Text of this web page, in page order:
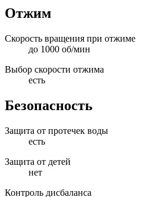
Отжим
Скорость вращения при отжиме
до 1000 об/мин
Выбор скорости отжима
есть
Безопасность
Защита от протечек воды
есть
Защита от детей
нет
Контроль дисбаланса